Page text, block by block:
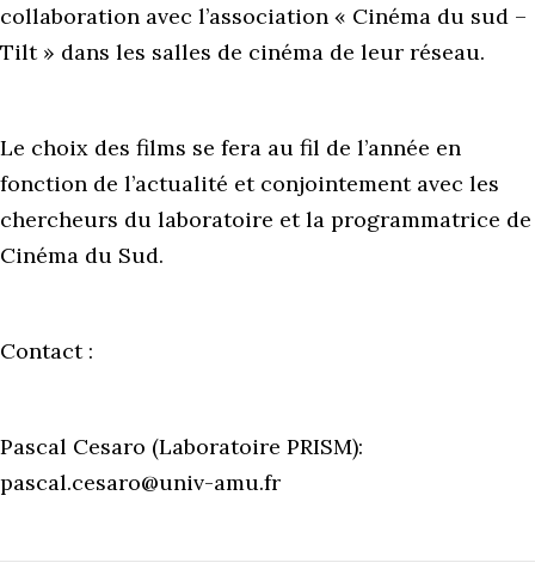
collaboration avec l’association « Cinéma du sud –
Tilt » dans les salles de cinéma de leur réseau.
Le choix des films se fera au fil de l’année en
fonction de l’actualité et conjointement avec les
chercheurs du laboratoire et la programmatrice de
Cinéma du Sud.
Contact :
Pascal Cesaro (Laboratoire PRISM):
pascal.cesaro@univ-amu.fr